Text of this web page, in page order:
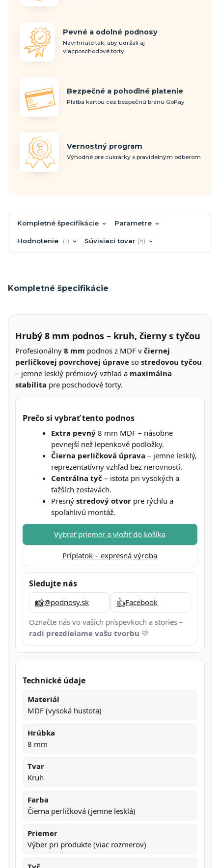
Pevné a odolné podnosy
Navrhnuté tak, aby udržali aj
viacposchodové torty
Bezpečné a pohodlné platenie
Platba kartou cez bezpečnú bránu GoPay
Vernostný program
Výhodné pre cukrárky s pravidelným odberom
Kompletné špecifikácie Parametre
Hodnotenie 1 Súvisiaci tovar 5
Kompletné špecifikácie
Hrubý 8 mm podnos – kruh, čierny s tyčou
Profesionálny 8 mm podnos z MDF v čiernej
perličkovej povrchovej úprave so stredovou tyčou
– jemne lesklý prémiový vzhľad a maximálna
stabilita pre poschodové torty.
Prečo si vybrať tento podnos
Extra pevný 8 mm MDF – násobne
pevnejší než lepenkové podložky.
Čierna perličková úprava – jemne lesklý,
reprezentatívny vzhľad bez nerovností.
Centrálna tyč – istota pri vysokých a
ťažších zostavách.
Presný stredový otvor pre rýchlu a
spoľahlivú montáž.
Vybrať priemer a vložiť do košíka
Príplatok – expresná výroba
Sledujte nás
📸@podnosy.sk 👍Facebook
Označte nás vo vašich príspevkoch a stories –
radi prezdielame vašu tvorbu 💛
Technické údaje
Materiál
MDF (vysoká hustota)
Hrúbka
8 mm
Tvar
Kruh
Farba
Čierna perličková (jemne lesklá)
Priemer
Výber pri produkte (viac rozmerov)